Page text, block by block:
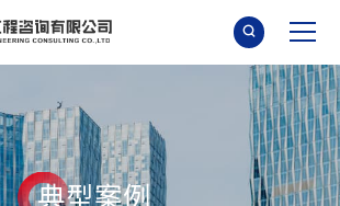

典型案例